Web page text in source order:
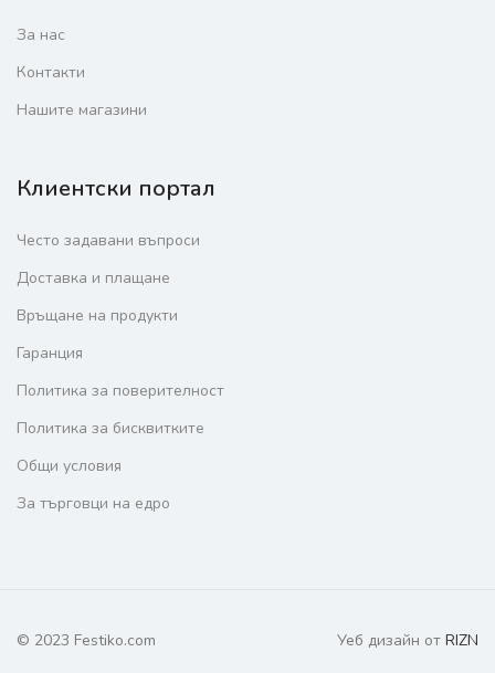
За нас
Контакти
Нашите магазини
Клиентски портал
Често задавани въпроси
Доставка и плащане
Връщане на продукти
Гаранция
Политика за поверителност
Политика за бисквитките
Общи условия
За търговци на едро
© 2023 Festiko.com Уеб дизайн от RIZN